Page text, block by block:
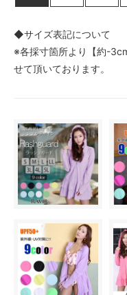
◆サイズ表記について
※各採寸箇所より【約-
せて頂いております。